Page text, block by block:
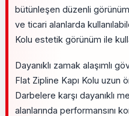
bütünleşen düzenli
ve ticari alanlarda
Kolu estetik görünüm ile
Dayanıklı zamak alaşımlı
Flat Zipline Kapı Kolu uzun
Darbelere karşı dayanıklı
alanlarında performansını